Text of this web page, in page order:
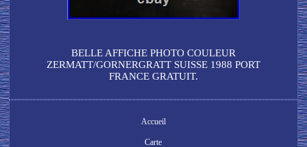
BELLE AFFICHE PHOTO COULEUR
ZERMATT/GORNERGRATT SUISSE 1988 PORT
FRANCE GRATUIT.
Accueil
Carte